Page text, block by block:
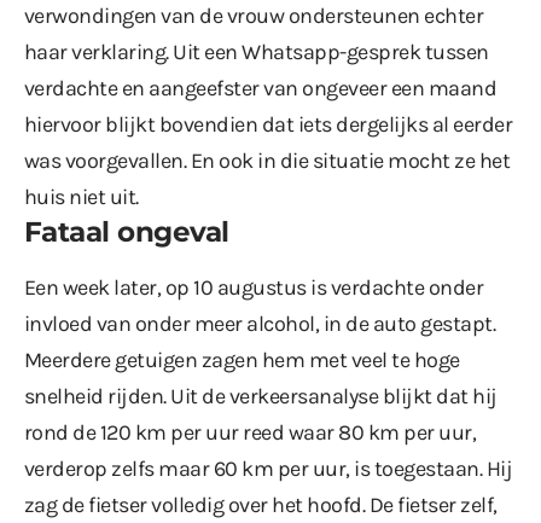
verwondingen van de vrouw ondersteunen echter
haar verklaring. Uit een Whatsapp-gesprek tussen
verdachte en aangeefster van ongeveer een maand
hiervoor blijkt bovendien dat iets dergelijks al eerder
was voorgevallen. En ook in die situatie mocht ze het
huis niet uit.
Fataal ongeval
Een week later, op 10 augustus is verdachte onder
invloed van onder meer alcohol, in de auto gestapt.
Meerdere getuigen zagen hem met veel te hoge
snelheid rijden. Uit de verkeersanalyse blijkt dat hij
rond de 120 km per uur reed waar 80 km per uur,
verderop zelfs maar 60 km per uur, is toegestaan. Hij
zag de fietser volledig over het hoofd. De fietser zelf,